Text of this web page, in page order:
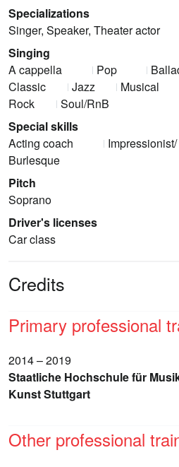
Specializations
Singer, Speaker, Theater actor
Singing
A cappella
Pop
Classic
Jazz Musical
Rock
Soul/RnB
Special skills
Acting coach
Burlesque
Pitch
Soprano
Driver's licenses
Car class
Credits
Primary professional
2014 – 2019
Staatliche Hochschule für
Kunst Stuttgart
Other professional